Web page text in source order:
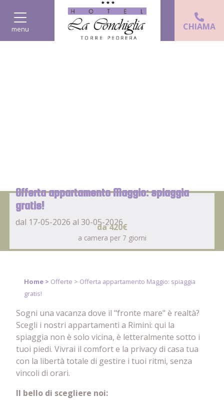
menu CHIAMA
Offerta appartamento Maggio: spiaggia
gratis!
dal 17-05-2026 al 30-05-2026
da420€
a camera per 7 giorni
Home > Offerte > Offerta appartamento Maggio: spiaggia
gratis!
Sogni una vacanza dove il "fronte mare" è realtà?
Scegli i nostri appartamenti a Rimini: qui la
spiaggia non è solo vicina, è letteralmente sotto i
tuoi piedi. Vivrai il comfort e la privacy di casa tua
con la libertà totale di gestire i tuoi ritmi, senza
vincoli di orari.
Il bello di scegliere noi: